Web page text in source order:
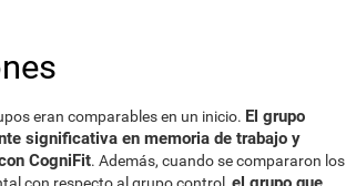
eran comparables en un inicio. El grupo
significativa en memoria de trabajo y
CogniFit. Además, cuando se compararon los
con respecto al grupo control,